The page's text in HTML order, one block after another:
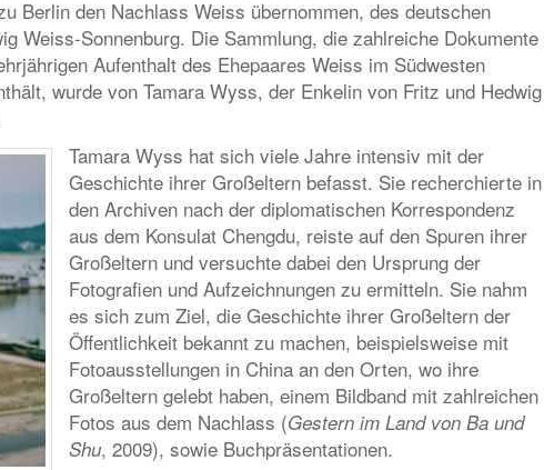
Berlin den Nachlass Weiss übernommen, des deutschen
Weiss-Sonnenburg. Die Sammlung, die zahlreiche Dokumente
Aufenthalt des Ehepaares Weiss im Südwesten
wurde von Tamara Wyss, der Enkelin von Fritz und Hedwig
Tamara Wyss hat sich viele Jahre intensiv mit der
Geschichte ihrer Großeltern befasst. Sie recherchierte in
den Archiven nach der diplomatischen Korrespondenz
aus dem Konsulat Chengdu, reiste auf den Spuren ihrer
Großeltern und versuchte dabei den Ursprung der
Fotografien und Aufzeichnungen zu ermitteln. Sie nahm
es sich zum Ziel, die Geschichte ihrer Großeltern der
Öffentlichkeit bekannt zu machen, beispielsweise mit
Fotoausstellungen in China an den Orten, wo ihre
Großeltern gelebt haben, einem Bildband mit zahlreichen
Fotos aus dem Nachlass (Gestern im Land von Ba und
Shu, 2009), sowie Buchpräsentationen.